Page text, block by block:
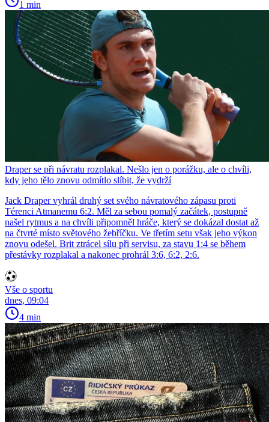
1 min
Draper se při návratu rozplakal. Nešlo jen o porážku, ale o chvíli,
kdy jeho tělo znovu odmítlo slíbit, že vydrží
Jack Draper vyhrál druhý set svého návratového zápasu proti
Térenci Atmanemu 6:2. Měl za sebou pomalý začátek, postupně
našel rytmus a na chvíli připomněl hráče, který se dokázal dostat až
na čtvrté místo světového žebříčku. Ve třetím setu však jeho výkon
znovu odešel. Brit ztrácel sílu při servisu, za stavu 1:4 se během
přestávky rozplakal a nakonec prohrál 3:6, 6:2, 2:6.
Vše o sportu
dnes, 09:04
4 min